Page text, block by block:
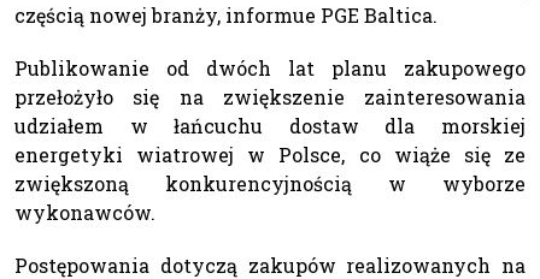
częścią nowej branży, informue PGE Baltica.
Publikowanie od dwóch lat planu zakupowego
przełożyło się na zwiększenie zainteresowania
udziałem w łańcuchu dostaw dla morskiej
energetyki wiatrowej w Polsce, co wiąże się ze
zwiększoną konkurencyjnością w wyborze
wykonawców.
Postępowania dotyczą zakupów realizowanych na